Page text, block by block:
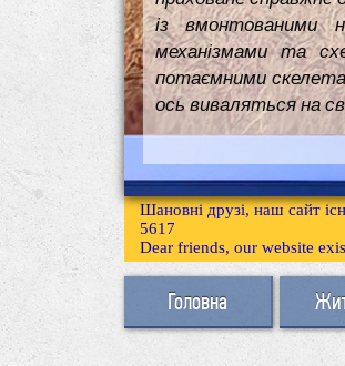
із вмонтованими
механізмами та
потаємними
ось виваляться на
Шановні друзі, наш сайт
5617
Dear friends, our website
Головна